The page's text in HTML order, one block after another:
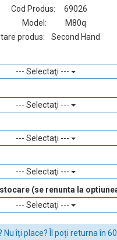
Cod Produs:
69026
Model:
M80q
produs:
Second Hand
--- Selectaţi ---
--- Selectaţi ---
--- Selectaţi ---
--- Selectaţi ---
(se renunta la
--- Selectaţi ---
Nu îți place? Îl poți returna în